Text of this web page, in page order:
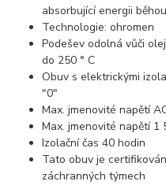
absorbující energii
Technologie: ohromen
Podešev odolná vůči
do 250 ° C
Obuv s elektrickými
"0"
Max. jmenovité napětí
Max. jmenovité napětí 1
Izolační čas 40 hodin
Tato obuv je
záchranných týmech